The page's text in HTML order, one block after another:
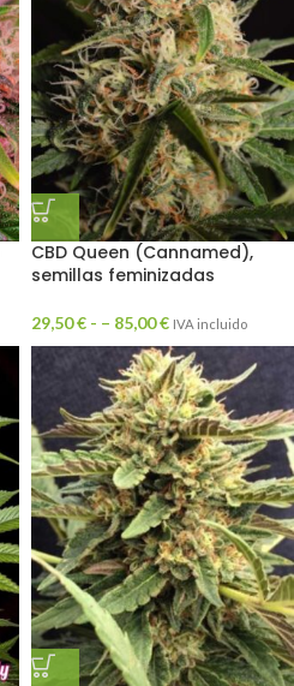
CBD Queen (Cannamed),
semillas feminizadas
29,50€ - – 85,00€ IVA incluido